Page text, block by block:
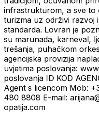
infrastrukturom, a sve to
turizma uz održivi razvoj
standarda. Lovran je
su marunada, karneval,
trešanja, puhačkom
agencijska provizija
uvjetima poslovanja:
poslovanja ID KOD
Agent s licencom Mob:
480 8808 E-mail:
opatija.com